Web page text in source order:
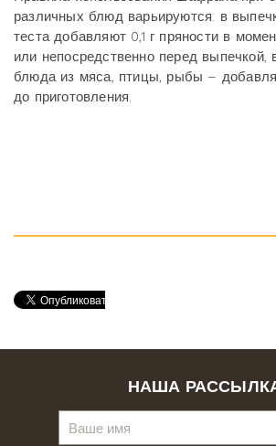
различных блюд варьируются: в
теста добавляют 0,1 г пряности в
или непосредственно перед выпечкой,
блюда из мяса, птицы, рыбы –
до приготовления.
НАША